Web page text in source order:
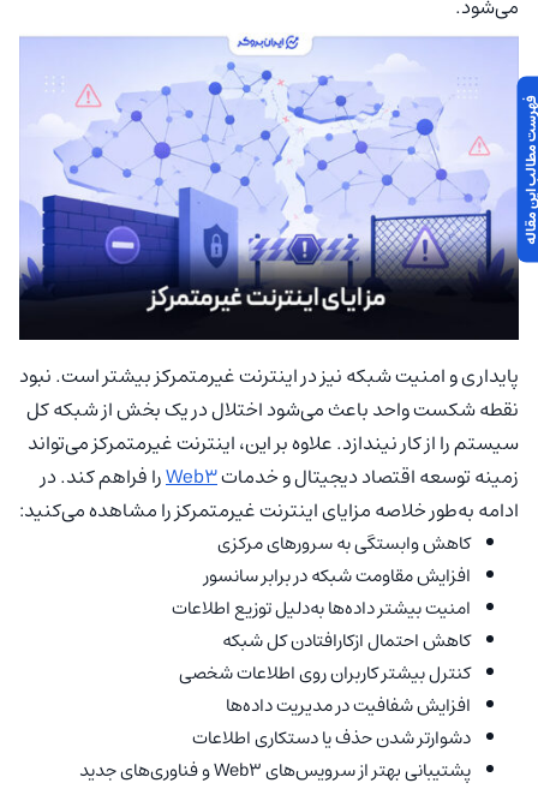
می‌شود.
پایداری و امنیت شبکه نیز در اینترنت غیرمتمرکز بیشتر است. نبود
نقطه شکست واحد باعث می‌شود اختلال در یک بخش از شبکه کل
سیستم را از کار نیندازد. علاوه بر این، اینترنت غیرمتمرکز می‌تواند
زمینه توسعه اقتصاد دیجیتال و خدماتWeb3را فراهم کند. در
ادامه به‌طور خلاصه مزایای اینترنت غیرمتمرکز را مشاهده می‌کنید:
کاهش وابستگی به سرورهای مرکزی
افزایش مقاومت شبکه در برابر سانسور
امنیت بیشتر داده‌ها به‌دلیل توزیع اطلاعات
کاهش احتمال ازکارافتادن کل شبکه
کنترل بیشتر کاربران روی اطلاعات شخصی
افزایش شفافیت در مدیریت داده‌ها
دشوارتر شدن حذف یا دستکاری اطلاعات
پشتیبانی بهتر از سرویس‌های Web3 و فناوری‌های جدید
مقاله